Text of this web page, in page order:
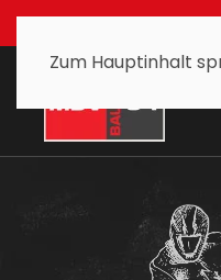
Zum Hauptinhalt
Für